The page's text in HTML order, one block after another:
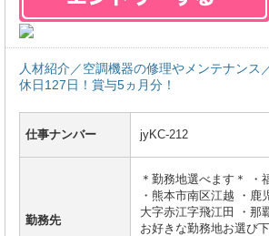
人材紹介／空調機器の修理やメンテナンス
休日127日！賞与5ヵ月分！
仕事ナンバー jyKC-212
勤務先
＊勤務地選べます＊ ・
・熊本市南区江越 ・鹿
大字赤江字飛江田 ・那
お好きな勤務地お選び